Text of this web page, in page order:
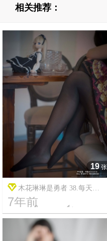
相关推荐：
19 张
木花琳琳是勇者 38.每天回
家都看到琳琳在装死 vol.1
7年前
16 8788